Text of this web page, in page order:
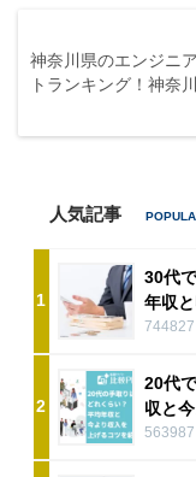
神奈川県のエンジニ
トランキング！神奈
人気記事
1
30代
年収
2
20代
収と